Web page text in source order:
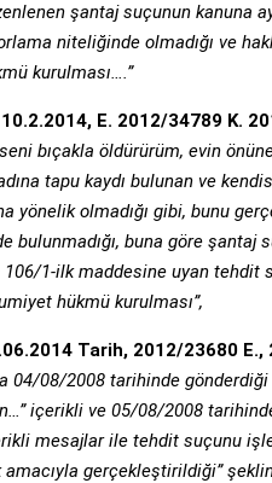
şantaj suçunun kanuna
niteliğinde olmadığı ve
kurulması….”
10.2.2014, E. 2012/34789 K.
bıçakla öldürürüm, evin
tapu kaydı bulunan ve
yönelik olmadığı gibi, bunu
bulunmadığı, buna göre şantaj
106/1-ilk maddesine uyan tehdit
hükmü kurulması”,
Tarih, 2012/23680 E.,
04/08/2008 tarihinde
içerikli ve 05/08/2008
mesajlar ile tehdit suçunu
gerçekleştirildiği”